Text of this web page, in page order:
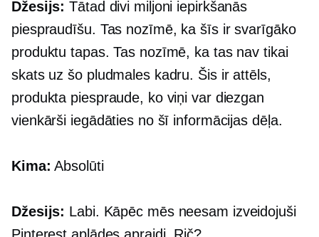
Džesijs: Tātad divi miljoni iepirkšanās
piespraudīšu. Tas nozīmē, ka šīs ir svarīgāko
produktu tapas. Tas nozīmē, ka tas nav tikai
skats uz šo pludmales kadru. Šis ir attēls,
produkta piespraude, ko viņi var diezgan
vienkārši iegādāties no šī informācijas dēļa.
Kima: Absolūti
Džesijs: Labi. Kāpēc mēs neesam izveidojuši